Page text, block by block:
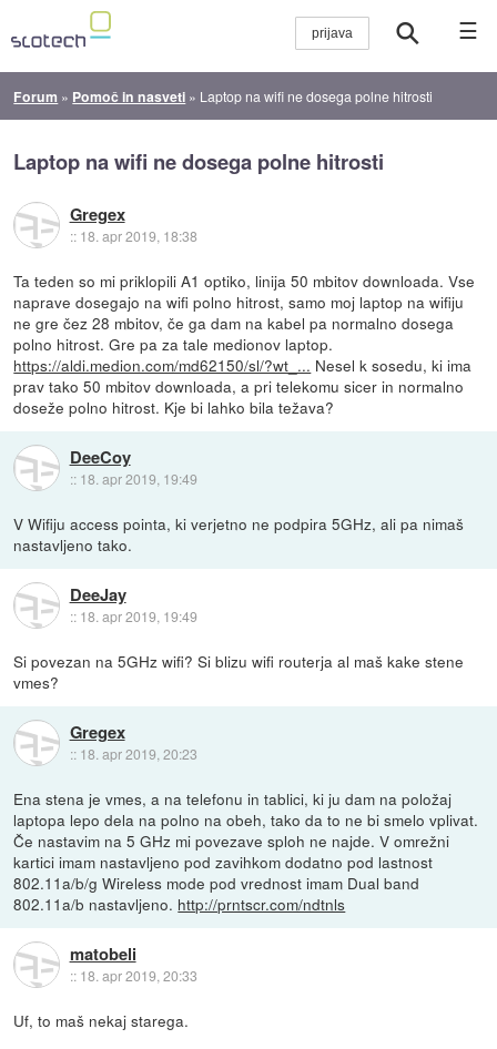
☰
Forum » Pomoč in nasveti » Laptop na wifi ne dosega polne hitrosti
Laptop na wifi ne dosega polne hitrosti
Gregex
:: 18. apr 2019, 18:38
Ta teden so mi priklopili A1 optiko, linija 50 mbitov downloada. Vse
naprave dosegajo na wifi polno hitrost, samo moj laptop na wifiju
ne gre čez 28 mbitov, če ga dam na kabel pa normalno dosega
polno hitrost. Gre pa za tale medionov laptop.
https://aldi.medion.com/md62150/sl/?wt_... Nesel k sosedu, ki ima
prav tako 50 mbitov downloada, a pri telekomu sicer in normalno
doseže polno hitrost. Kje bi lahko bila težava?
DeeCoy
:: 18. apr 2019, 19:49
V Wifiju access pointa, ki verjetno ne podpira 5GHz, ali pa nimaš
nastavljeno tako.
DeeJay
:: 18. apr 2019, 19:49
Si povezan na 5GHz wifi? Si blizu wifi routerja al maš kake stene
vmes?
Gregex
:: 18. apr 2019, 20:23
Ena stena je vmes, a na telefonu in tablici, ki ju dam na položaj
laptopa lepo dela na polno na obeh, tako da to ne bi smelo vplivat.
Če nastavim na 5 GHz mi povezave sploh ne najde. V omrežni
kartici imam nastavljeno pod zavihkom dodatno pod lastnost
802.11a/b/g Wireless mode pod vrednost imam Dual band
802.11a/b nastavljeno. http://prntscr.com/ndtnls
matobeli
:: 18. apr 2019, 20:33
Uf, to maš nekaj starega.